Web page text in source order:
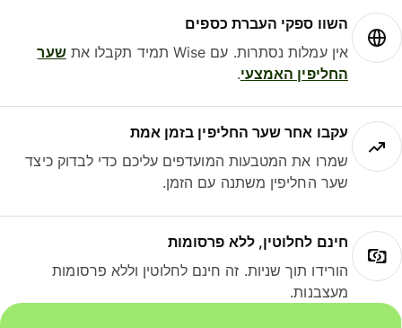
השוו ספקי העברת כספים
אין עמלות נסתרות. עם Wise תמיד תקבלו את
שער
החליפין האמצעי.
עקבו אחר שער החליפין בזמן אמת
שמרו את המטבעות המועדפים עליכם כדי לבדוק כיצד
שער החליפין משתנה עם הזמן.
חינם לחלוטין, ללא פרסומות
הורידו תוך שניות. זה חינם לחלוטין וללא פרסומות
מעצבנות.